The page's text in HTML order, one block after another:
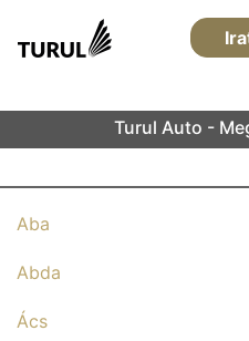
Turul Auto -
Aba
Abda
Ács